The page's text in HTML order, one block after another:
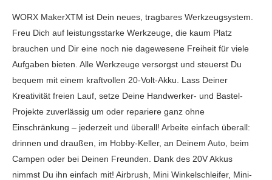
WORX MakerXTM ist Dein neues, tragbares Werkzeugsystem.
Freu Dich auf leistungsstarke Werkzeuge, die kaum Platz
brauchen und Dir eine noch nie dagewesene Freiheit für viele
Aufgaben bieten. Alle Werkzeuge versorgst und steuerst Du
bequem mit einem kraftvollen 20-Volt-Akku. Lass Deiner
Kreativität freien Lauf, setze Deine Handwerker- und Bastel-
Projekte zuverlässig um oder repariere ganz ohne
Einschränkung – jederzeit und überall! Arbeite einfach überall:
drinnen und draußen, im Hobby-Keller, an Deinem Auto, beim
Campen oder bei Deinen Freunden. Dank des 20V Akkus
nimmst Du ihn einfach mit! Airbrush, Mini Winkelschleifer, Mini-